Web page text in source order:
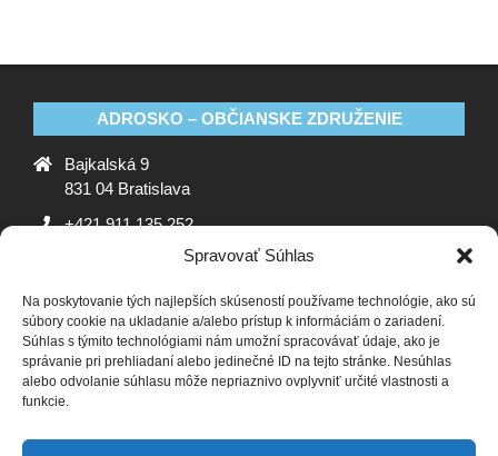
Spravovať Súhlas
Na poskytovanie tých najlepších skúseností používame technológie, ako sú
súbory cookie na ukladanie a/alebo prístup k informáciám o zariadení.
Súhlas s týmito technológiami nám umožní spracovávať údaje, ako je
správanie pri prehliadaní alebo jedinečné ID na tejto stránke. Nesúhlas
alebo odvolanie súhlasu môže nepriaznivo ovplyvniť určité vlastnosti a
funkcie.
ADROSKO – OBČIANSKE ZDRUŽENIE
Bajkalská 9
831 04 Bratislava
+421 911 135 252
ADROSKO
Stanovy OZ Ochrana osobných údajov
Zásady
používania súborov cookie (EÚ)
Vyhlásenie o ochrane
osobných údajov (EU)